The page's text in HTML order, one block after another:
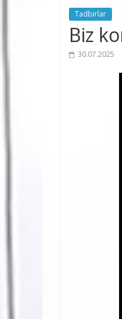
Tadbirlar
Biz
30.07.2025